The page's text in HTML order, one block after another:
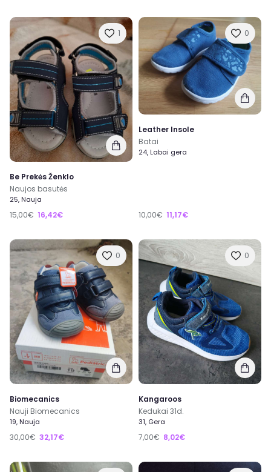
1
Be Prekės Ženklo
Naujos basutės
25, Nauja
15,00€ 16,42€
0
Leather Insole
Batai
24, Labai gera
10,00€ 11,17€
0
Biomecanics
Nauji Biomecanics
19, Nauja
30,00€ 32,17€
0
Kangaroos
Kedukai 31d.
31, Gera
7,00€ 8,02€